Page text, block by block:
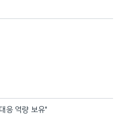
응 역량 보유"